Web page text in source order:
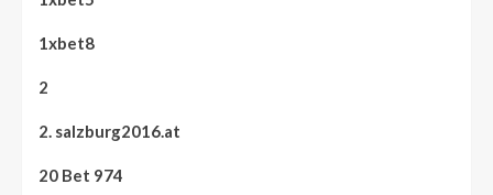
1xbet8
2
2. salzburg2016.at
20 Bet 974